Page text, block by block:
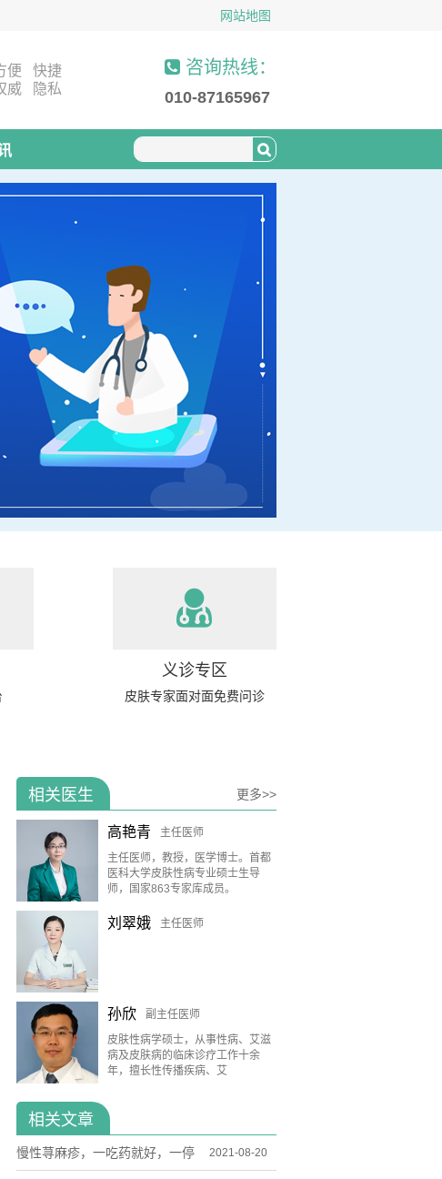
网站地图
便 快捷
威 隐私
咨询热线：
010-87165967
义诊专区
皮肤专家面对面免费问诊
相关医生 更多>>
高艳青 主任医师
主任医师，教授，医学博士。首都
医科大学皮肤性病专业硕士生导
师，国家863专家库成员。
刘翠娥 主任医师
孙欣 副主任医师
皮肤性病学硕士，从事性病、艾滋
病及皮肤病的临床诊疗工作十余
年，擅长性传播疾病、艾
相关文章
慢性荨麻疹，一吃药就好，一停 2021-08-20